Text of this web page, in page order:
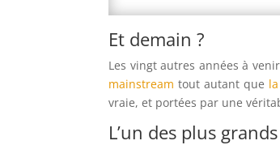
Et demain ?
Les vingt autres années à
mainstream tout autant que
vraie, et portées par une
L’un des plus grands